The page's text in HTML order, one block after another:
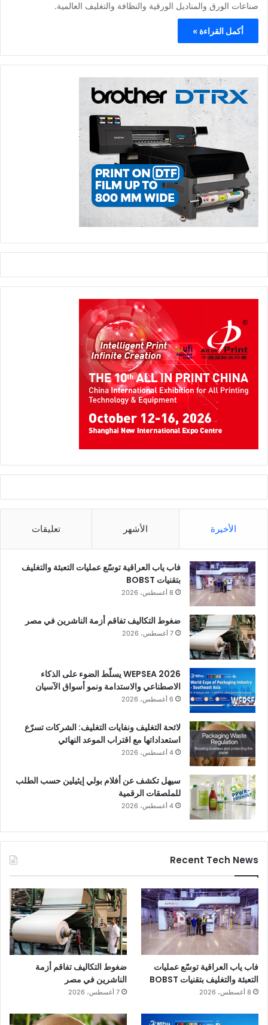
صناعات الورق والمناديل الورقية والنظافة والتغليف العالمية.
أكمل القراءة »
الأخيرة الأشهر تعليقات
فاب ياب العراقية توسّع عمليات التعبئة والتغليف
بتقنيات BOBST
8 أغسطس، 2026
ضغوط التكاليف تفاقم أزمة الناشرين في مصر
7 أغسطس، 2026
WEPSEA 2026 يسلّط الضوء على الذكاء
الاصطناعي والاستدامة ونمو أسواق الآسيان
6 أغسطس، 2026
لائحة التغليف ونفايات التغليف: الشركات تسرّع
استعداداتها مع اقتراب الموعد النهائي
4 أغسطس، 2026
سيهل تكشف عن أفلام بولي إيثيلين حسب الطلب
للملصقات الرقمية
4 أغسطس، 2026
Recent Tech News
فاب ياب العراقية توسّع عمليات
التعبئة والتغليف بتقنيات BOBST
8 أغسطس، 2026
ضغوط التكاليف تفاقم أزمة
الناشرين في مصر
7 أغسطس، 2026